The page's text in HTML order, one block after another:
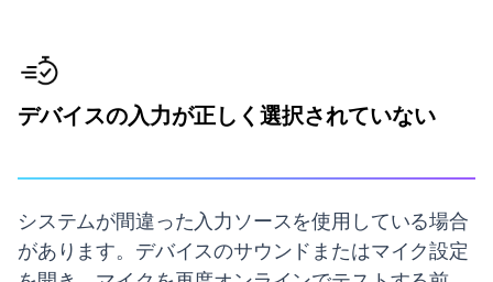
デバイスの入力が正しく選択されていない
システムが間違った入力ソースを使用している場合
があります。デバイスのサウンドまたはマイク設定